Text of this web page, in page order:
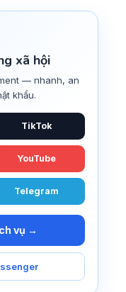
xã hội
— nhanh, an
khẩu.
TikTok
YouTube
Telegram
vụ →